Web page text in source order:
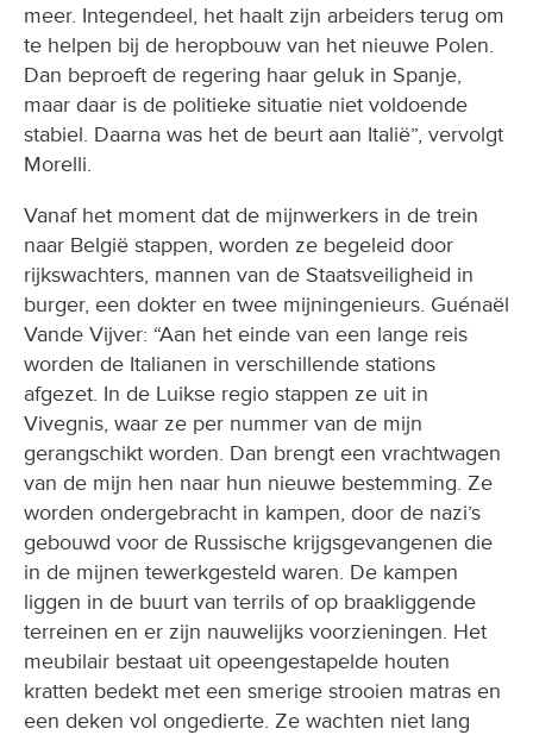
meer. Integendeel, het haalt zijn arbeiders terug om
te helpen bij de heropbouw van het nieuwe Polen.
Dan beproeft de regering haar geluk in Spanje,
maar daar is de politieke situatie niet voldoende
stabiel. Daarna was het de beurt aan Italië”, vervolgt
Morelli.
Vanaf het moment dat de mijnwerkers in de trein
naar België stappen, worden ze begeleid door
rijkswachters, mannen van de Staatsveiligheid in
burger, een dokter en twee mijningenieurs. Guénaël
Vande Vijver: “Aan het einde van een lange reis
worden de Italianen in verschillende stations
afgezet. In de Luikse regio stappen ze uit in
Vivegnis, waar ze per nummer van de mijn
gerangschikt worden. Dan brengt een vrachtwagen
van de mijn hen naar hun nieuwe bestemming. Ze
worden ondergebracht in kampen, door de nazi’s
gebouwd voor de Russische krijgsgevangenen die
in de mijnen tewerkgesteld waren. De kampen
liggen in de buurt van terrils of op braakliggende
terreinen en er zijn nauwelijks voorzieningen. Het
meubilair bestaat uit opeengestapelde houten
kratten bedekt met een smerige strooien matras en
een deken vol ongedierte. Ze wachten niet lang